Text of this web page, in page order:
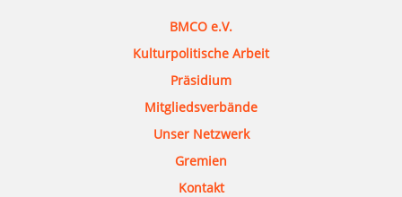
BMCO e.V.
Kulturpolitische Arbeit
Präsidium
Mitgliedsverbände
Unser Netzwerk
Gremien
Kontakt